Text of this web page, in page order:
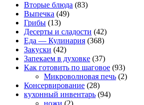
Вторые блюда (83)
Выпечка (49)
Грибы (13)
Десерты и сладости (42)
Еда — Кулинария (368)
Закуски (42)
Запекаем в духовке (37)
Как готовить по шаговое (93)
Микроволновая печь (2)
Консервирование (28)
кухонный инвентарь (94)